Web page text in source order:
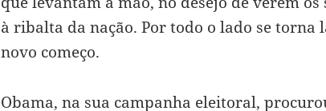
à ribalta da nação. Por todo o lado se torna
novo começo.
Obama, na sua campanha eleitoral,